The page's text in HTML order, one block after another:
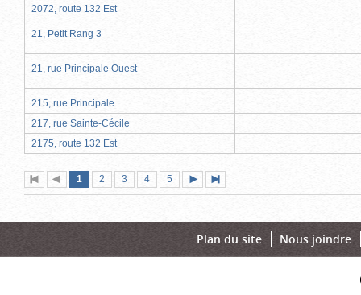
2072, route 132 Est
21, Petit Rang 3
21, rue Principale Ouest
215, rue Principale
217, rue Sainte-Cécile
2175, route 132 Est
Première
page
Page
précédente
Page
1 (page
actuelle)
Page
2 Page
3 Page
4 Page
5
suivante
page
Plan du site Nous joindre